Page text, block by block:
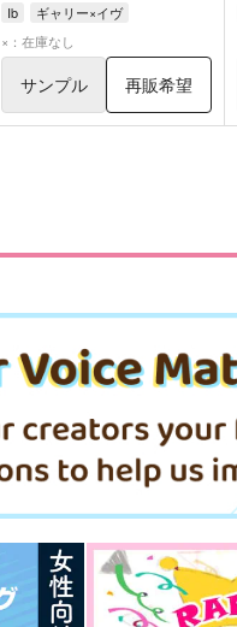
Ib
ギャリー×イヴ
×：在庫なし
サンプル 再販希望